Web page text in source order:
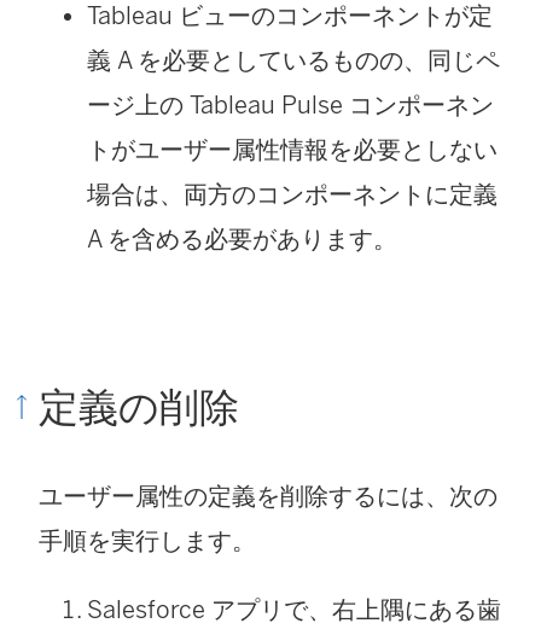
Tableau ビューのコンポーネントが定
義 A を必要としているものの、同じペ
ージ上の Tableau Pulse コンポーネン
トがユーザー属性情報を必要としない
場合は、両方のコンポーネントに定義
A を含める必要があります。
定義の削除
ユーザー属性の定義を削除するには、次の
手順を実行します。
Salesforce アプリで、右上隅にある歯